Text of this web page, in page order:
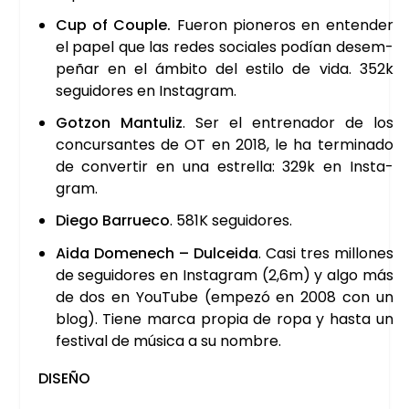
Cup of Couple. Fue­ron pio­ne­ros en enten­der
el papel que las redes socia­les podían desem­
pe­ñar en el ámbi­to del esti­lo de vida. 352k
segui­do­res en Ins­ta­gram.
Gotzon Man­tu­liz. Ser el entre­na­dor de los
con­cur­san­tes de OT en 2018, le ha ter­mi­na­do
de con­ver­tir en una estre­lla: 329k en Ins­ta­
gram.
Die­go Barrue­co. 581K segui­do­res.
Aida Dome­nech – Dul­cei­da. Casi tres millo­nes
de segui­do­res en Ins­ta­gram (2,6m) y algo más
de dos en You­Tu­be (empe­zó en 2008 con un
blog). Tie­ne mar­ca pro­pia de ropa y has­ta un
fes­ti­val de músi­ca a su nom­bre.
DISE­ÑO